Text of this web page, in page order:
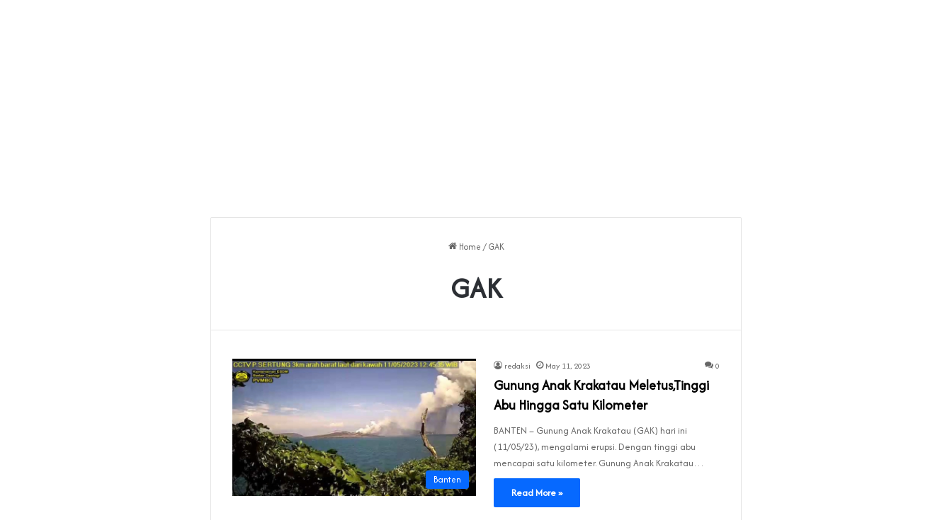
Home / GAK
GAK
Banten
redaksi May 11, 2023 0
Gunung Anak Krakatau Meletus,Tinggi
Abu Hingga Satu Kilometer
BANTEN – Gunung Anak Krakatau (GAK) hari ini
(11/05/23), mengalami erupsi. Dengan tinggi abu
mencapai satu kilometer. Gunung Anak Krakatau…
Read More »